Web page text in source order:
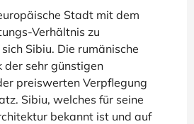
Stadt mit dem
Verhältnis zu
Sibiu. Die rumänische
sehr günstigen
preiswerten Verpflegung
Sibiu, welches für seine
bekannt ist und auf